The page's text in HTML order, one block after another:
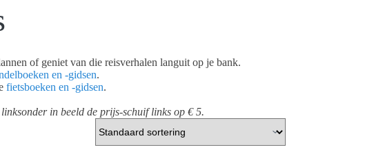
of geniet van die reisverhalen languit op je bank.
en -gidsen.
fietsboeken en -gidsen.
in beeld de prijs-schuif links op € 5.